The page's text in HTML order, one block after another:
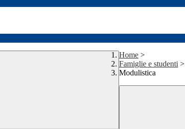
Home >
Famiglie e studenti >
Modulistica